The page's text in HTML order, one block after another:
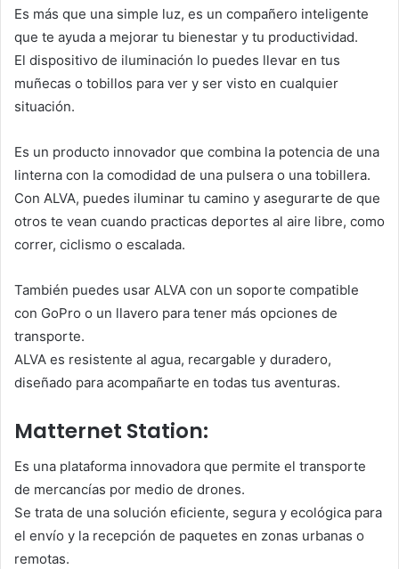
Es más que una simple luz, es un compañero inteligente
que te ayuda a mejorar tu bienestar y tu productividad.
El dispositivo de iluminación lo puedes llevar en tus
muñecas o tobillos para ver y ser visto en cualquier
situación.
Es un producto innovador que combina la potencia de una
linterna con la comodidad de una pulsera o una tobillera.
Con ALVA, puedes iluminar tu camino y asegurarte de que
otros te vean cuando practicas deportes al aire libre, como
correr, ciclismo o escalada.
También puedes usar ALVA con un soporte compatible
con GoPro o un llavero para tener más opciones de
transporte.
ALVA es resistente al agua, recargable y duradero,
diseñado para acompañarte en todas tus aventuras.
Matternet Station:
Es una plataforma innovadora que permite el transporte
de mercancías por medio de drones.
Se trata de una solución eficiente, segura y ecológica para
el envío y la recepción de paquetes en zonas urbanas o
remotas.